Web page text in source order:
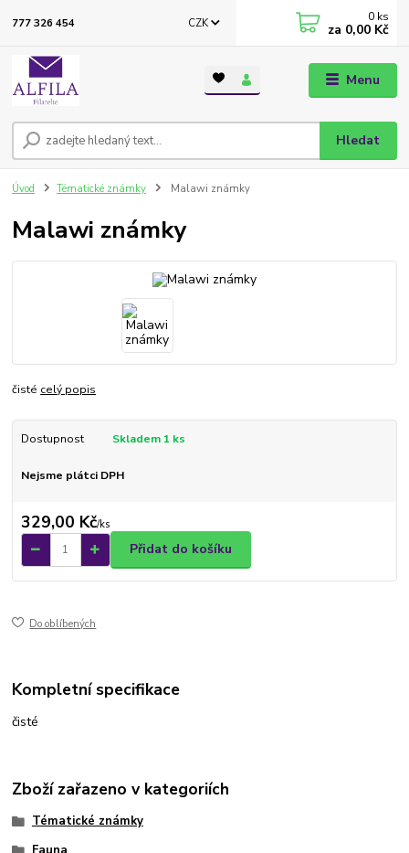
Menu
CZK
Hledat
777 326 454 0 ks
za 0,00 Kč
Úvod Tématické známky Malawi známky
Malawi známky
čisté celý popis
Dostupnost Skladem 1 ks
Nejsme plátci DPH
329,00 Kč/ks
Přidat do košíku
Do oblíbených
Kompletní specifikace
čisté
Zboží zařazeno v kategoriích
Tématické známky